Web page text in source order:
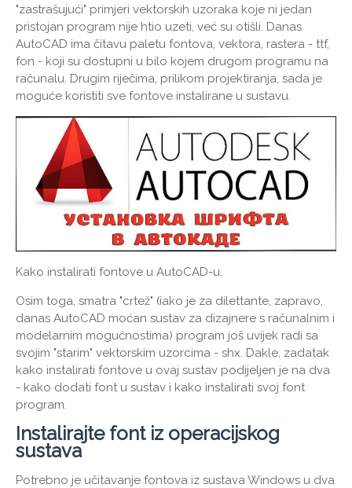
"zastrašujući" primjeri vektorskih uzoraka koje ni jedan
pristojan program nije htio uzeti, već su otišli. Danas
AutoCAD ima čitavu paletu fontova, vektora, rastera - ttf,
fon - koji su dostupni u bilo kojem drugom programu na
računalu. Drugim riječima, prilikom projektiranja, sada je
moguće koristiti sve fontove instalirane u sustavu.
Kako instalirati fontove u AutoCAD-u.
Osim toga, smatra "crtež" (iako je za dilettante, zapravo,
danas AutoCAD moćan sustav za dizajnere s računalnim i
modelarnim mogućnostima) program još uvijek radi sa
svojim "starim" vektorskim uzorcima - shx. Dakle, zadatak
kako instalirati fontove u ovaj sustav podijeljen je na dva
- kako dodati font u sustav i kako instalirati svoj font
program.
Instalirajte font iz operacijskog
sustava
Potrebno je učitavanje fontova iz sustava Windows u dva